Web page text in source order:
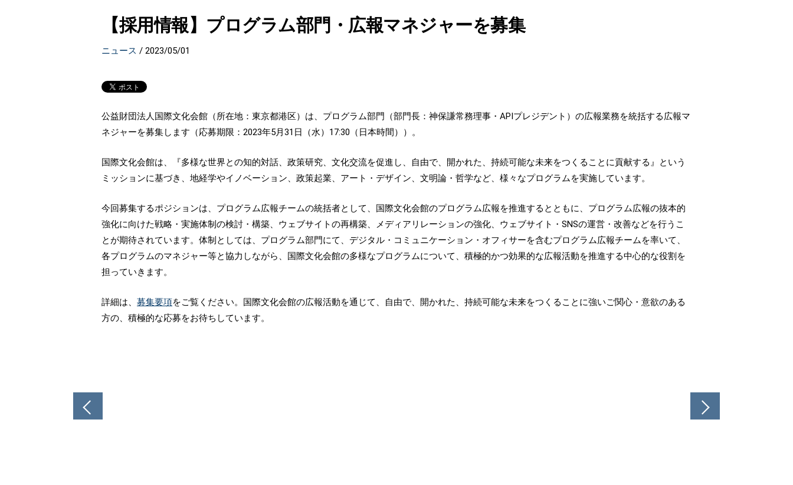
【採用情報】プログラム部門・広報マネジャーを募集
ニュース /2023/05/01
公益財団法人国際文化会館（所在地：東京都港区）は、プログラム部門（部門長：神保謙常務理事・APIプレジデント）の広報業務を統括する広報マ
ネジャーを募集します（応募期限：2023年5月31日（水）17:30（日本時間））。
国際文化会館は、『多様な世界との知的対話、政策研究、文化交流を促進し、自由で、開かれた、持続可能な未来をつくることに貢献する』という
ミッションに基づき、地経学やイノベーション、政策起業、アート・デザイン、文明論・哲学など、様々なプログラムを実施しています。
今回募集するポジションは、プログラム広報チームの統括者として、国際文化会館のプログラム広報を推進するとともに、プログラム広報の抜本的
強化に向けた戦略・実施体制の検討・構築、ウェブサイトの再構築、メディアリレーションの強化、ウェブサイト・SNSの運営・改善などを行うこ
とが期待されています。体制としては、プログラム部門にて、デジタル・コミュニケーション・オフィサーを含むプログラム広報チームを率いて、
各プログラムのマネジャー等と協力しながら、国際文化会館の多様なプログラムについて、積極的かつ効果的な広報活動を推進する中心的な役割を
担っていきます。
詳細は、募集要項をご覧ください。国際文化会館の広報活動を通じて、自由で、開かれた、持続可能な未来をつくることに強いご関心・意欲のある
方の、積極的な応募をお待ちしています。